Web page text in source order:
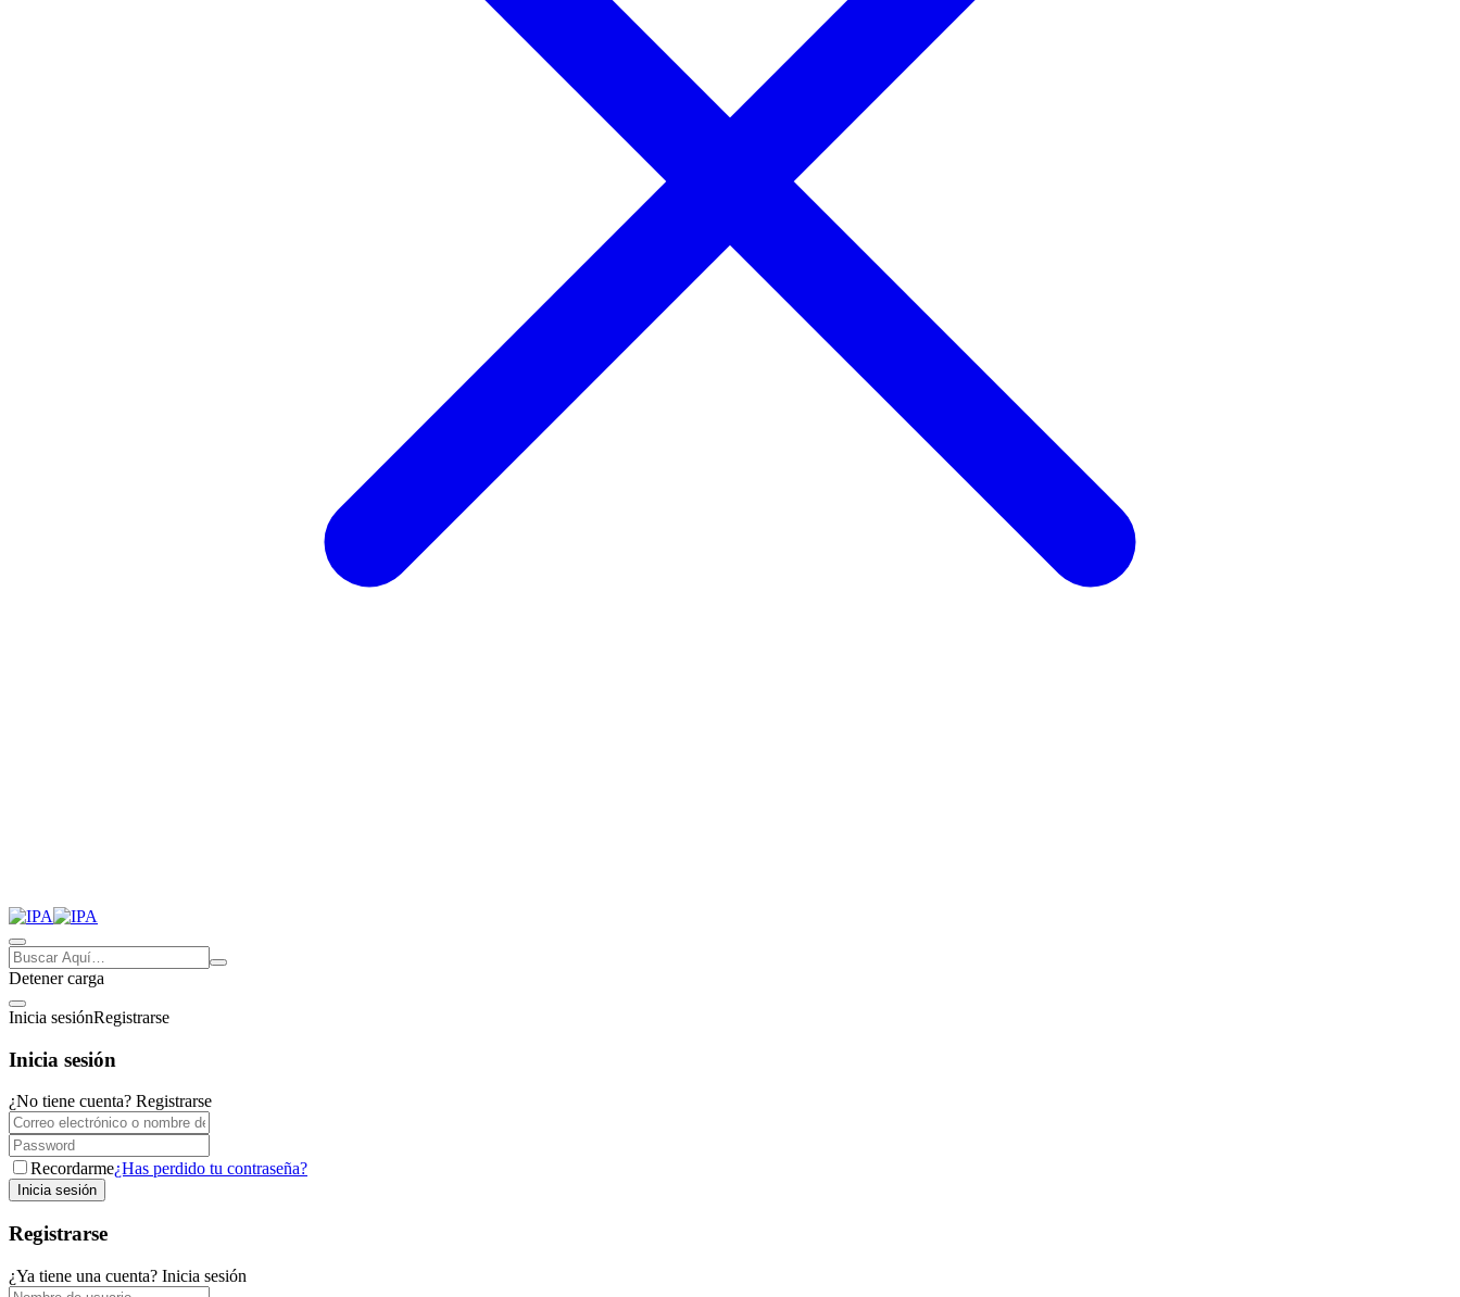
Detener carga
Inicia sesiónRegistrarse
Inicia sesión
¿No tiene cuenta? Registrarse
Recordarme¿Has perdido tu contraseña?
Registrarse
¿Ya tiene una cuenta? Inicia sesión